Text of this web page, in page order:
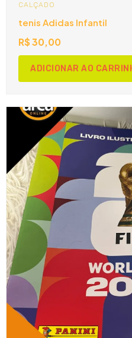
CALÇADO
tenis Adidas Infantil
R$30,00
ADICIONAR AO